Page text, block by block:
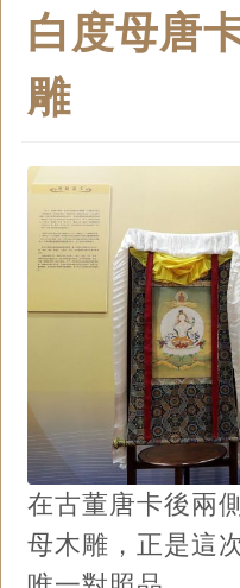
白度母唐
雕
在古董唐卡後兩
母木雕，正是這